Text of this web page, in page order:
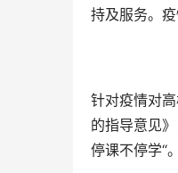
持及服务。
针对疫情对
的指导意见
停课不停学“。